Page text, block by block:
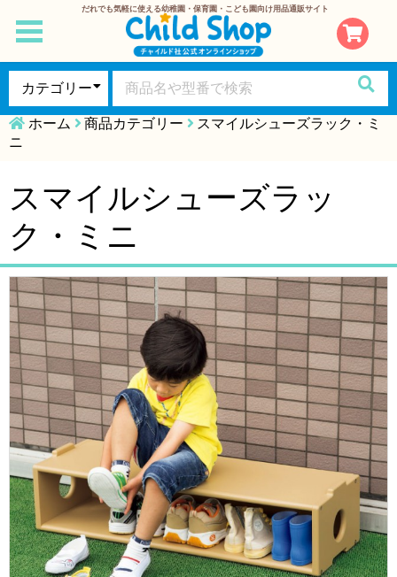
だれでも気軽に使える幼稚園・保育園・こども園向け用品通販サイト
toggle
navigation
ホーム 商品カテゴリー
スマイルシューズラック・ミ
ニ
スマイルシューズラッ
ク・ミニ